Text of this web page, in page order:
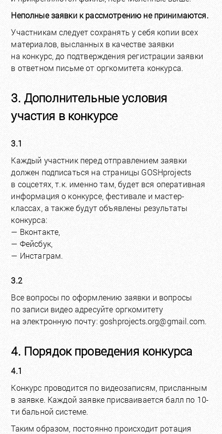
Неполные заявки к рассмотрению не принимаются.
Участникам следует сохранять у себя копии всех
материалов, высланных в качестве заявки
на конкурс, до подтверждения регистрации заявки
в ответном письме от оргкомитета конкурса.
3. Дополнительные условия
участия в конкурсе
3.1
Каждый участник перед отправлением заявки
должен подписаться на страницы GOSHprojects
в соцсетях, т.к. именно там, будет вся оперативная
информация о конкурсе, фестивале и мастер-
классах, а также будут объявлены результаты
конкурса:
— Вконтакте,
— Фейсбук,
— Инстаграм.
3.2
Все вопросы по оформлению заявки и вопросы
по записи видео адресуйте оргкомитету
на электронную почту: goshprojects.org@gmail.com.
4. Порядок проведения конкурса
4.1
Конкурс проводится по видеозаписям, присланным
в заявке. Каждой заявке присваивается балл по 10-
ти бальной системе.
Таким образом, постоянно происходит ротация